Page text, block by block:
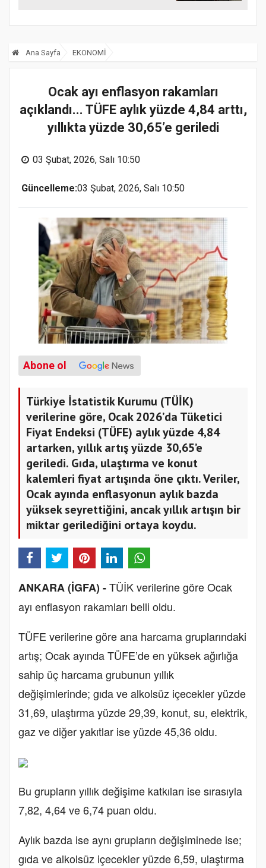
Ana Sayfa EKONOMİ
Ocak ayı enflasyon rakamları
açıklandı... TÜFE aylık yüzde 4,84 arttı,
yıllıkta yüzde 30,65’e geriledi
03 Şubat, 2026, Salı 10:50
Güncelleme:03 Şubat, 2026, Salı 10:50
Abone ol
Türkiye İstatistik Kurumu (TÜİK)
verilerine göre, Ocak 2026’da Tüketici
Fiyat Endeksi (TÜFE) aylık yüzde 4,84
artarken, yıllık artış yüzde 30,65’e
geriledi. Gıda, ulaştırma ve konut
kalemleri fiyat artışında öne çıktı. Veriler,
Ocak ayında enflasyonun aylık bazda
yüksek seyrettiğini, ancak yıllık artışın bir
miktar gerilediğini ortaya koydu.
ANKARA (İGFA) -TÜİK verilerine göre Ocak
ayı enflasyon rakamları belli oldu.
TÜFE verilerine göre ana harcama gruplarındaki
artış; Ocak ayında TÜFE’de en yüksek ağırlığa
sahip üç harcama grubunun yıllık
değişimlerinde; gıda ve alkolsüz içecekler yüzde
31,69, ulaştırma yüzde 29,39, konut, su, elektrik,
gaz ve diğer yakıtlar ise yüzde 45,36 oldu.
Bu grupların yıllık değişime katkıları ise sırasıyla
7,82, 4,64 ve 6,74 puan oldu.
Aylık bazda ise aynı grupların değişiminede ise;
gıda ve alkolsüz içecekler yüzde 6,59, ulaştırma